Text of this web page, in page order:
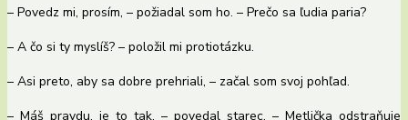
– Povedz mi, prosím, – požiadal som ho. – Prečo sa ľudia paria?
– A čo si ty myslíš? – položil mi protiotázku.
– Asi preto, aby sa dobre prehriali, – začal som svoj pohľad.
– Máš pravdu, je to tak, – povedal starec. – Metlička odstraňuje